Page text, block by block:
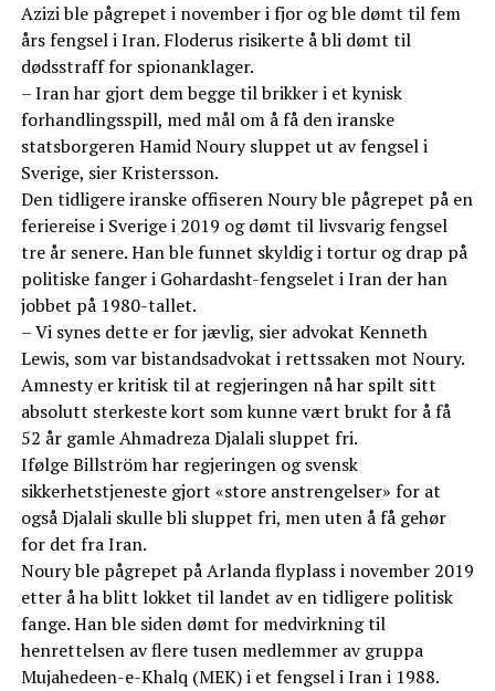
Azizi ble pågrepet i november i fjor og ble dømt til fem
års fengsel i Iran. Floderus risikerte å bli dømt til
dødsstraff for spionanklager.
– Iran har gjort dem begge til brikker i et kynisk
forhandlingsspill, med mål om å få den iranske
statsborgeren Hamid Noury sluppet ut av fengsel i
Sverige, sier Kristersson.
Den tidligere iranske offiseren Noury ble pågrepet på en
feriereise i Sverige i 2019 og dømt til livsvarig fengsel
tre år senere. Han ble funnet skyldig i tortur og drap på
politiske fanger i Gohardasht-fengselet i Iran der han
jobbet på 1980-tallet.
– Vi synes dette er for jævlig, sier advokat Kenneth
Lewis, som var bistandsadvokat i rettssaken mot Noury.
Amnesty er kritisk til at regjeringen nå har spilt sitt
absolutt sterkeste kort som kunne vært brukt for å få
52 år gamle Ahmadreza Djalali sluppet fri.
Ifølge Billström har regjeringen og svensk
sikkerhetstjeneste gjort «store anstrengelser» for at
også Djalali skulle bli sluppet fri, men uten å få gehør
for det fra Iran.
Noury ble pågrepet på Arlanda flyplass i november 2019
etter å ha blitt lokket til landet av en tidligere politisk
fange. Han ble siden dømt for medvirkning til
henrettelsen av flere tusen medlemmer av gruppa
Mujahedeen-e-Khalq (MEK) i et fengsel i Iran i 1988.